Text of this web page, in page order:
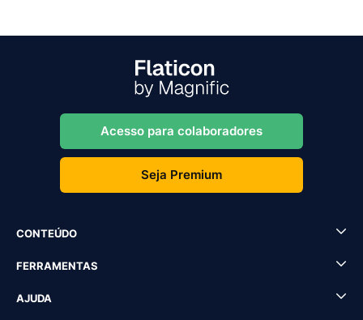
Acesso para colaboradores
Seja Premium
CONTEÚDO
FERRAMENTAS
AJUDA